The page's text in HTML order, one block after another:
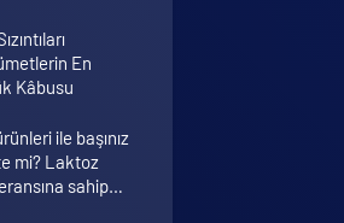
En
Kâbusu
ile başınız
mi? Laktoz
sahip